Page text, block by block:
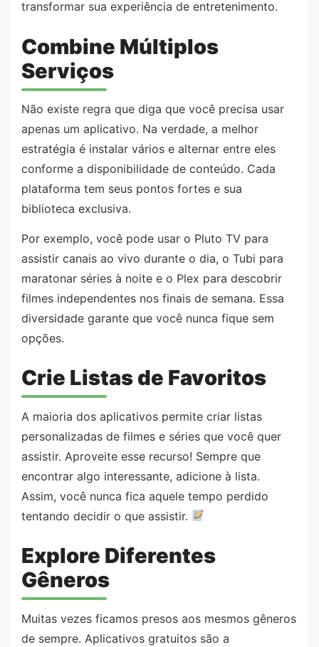
transformar sua experiência de entretenimento.
Combine Múltiplos
Serviços
Não existe regra que diga que você precisa usar
apenas um aplicativo. Na verdade, a melhor
estratégia é instalar vários e alternar entre eles
conforme a disponibilidade de conteúdo. Cada
plataforma tem seus pontos fortes e sua
biblioteca exclusiva.
Por exemplo, você pode usar o Pluto TV para
assistir canais ao vivo durante o dia, o Tubi para
maratonar séries à noite e o Plex para descobrir
filmes independentes nos finais de semana. Essa
diversidade garante que você nunca fique sem
opções.
Crie Listas de Favoritos
A maioria dos aplicativos permite criar listas
personalizadas de filmes e séries que você quer
assistir. Aproveite esse recurso! Sempre que
encontrar algo interessante, adicione à lista.
Assim, você nunca fica aquele tempo perdido
tentando decidir o que assistir.
Explore Diferentes
Gêneros
Muitas vezes ficamos presos aos mesmos gêneros
de sempre. Aplicativos gratuitos são a